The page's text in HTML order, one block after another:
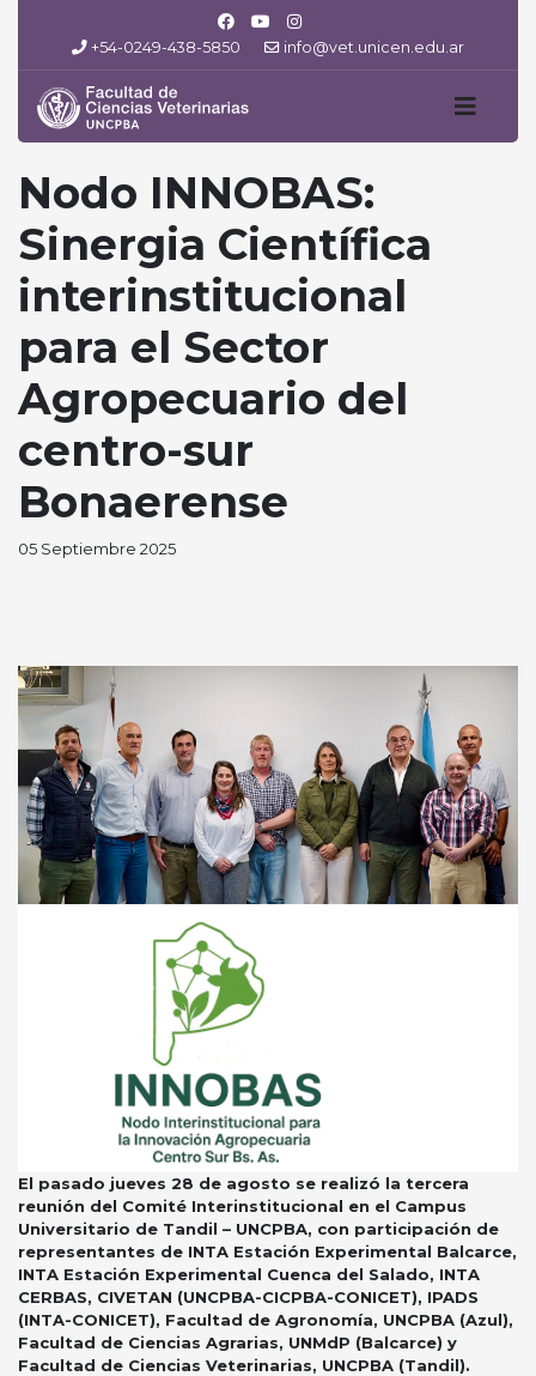
+54-0249-438-5850 info@vet.unicen.edu.ar
Nodo INNOBAS:
Sinergia Científica
interinstitucional
para el Sector
Agropecuario del
centro-sur
Bonaerense
05 Septiembre 2025
El pasado jueves 28 de agosto se realizó la tercera
reunión del Comité Interinstitucional en el Campus
Universitario de Tandil – UNCPBA, con participación de
representantes de INTA Estación Experimental Balcarce,
INTA Estación Experimental Cuenca del Salado, INTA
CERBAS, CIVETAN (UNCPBA-CICPBA-CONICET), IPADS
(INTA-CONICET), Facultad de Agronomía, UNCPBA (Azul),
Facultad de Ciencias Agrarias, UNMdP (Balcarce) y
Facultad de Ciencias Veterinarias, UNCPBA (Tandil).